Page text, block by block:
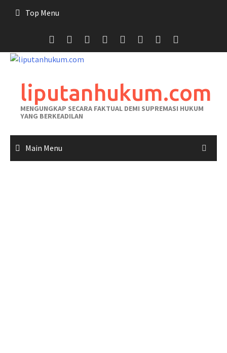
Top Menu
liputanhukum.com
MENGUNGKAP SECARA FAKTUAL DEMI SUPREMASI HUKUM
YANG BERKEADILAN
Main Menu